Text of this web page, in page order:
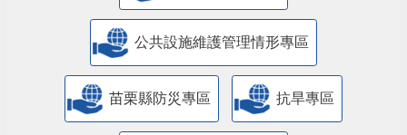
​公共設施維護管理情形專區
苗栗縣防災專區 抗旱專區